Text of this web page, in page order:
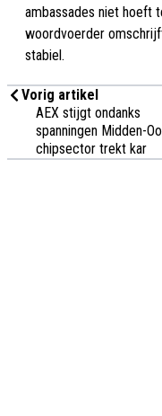
ambassades niet hoeft
woordvoerder
stabiel.
Vorig artikel
AEX stijgt ondanks
spanningen Midden-
chipsector trekt kar